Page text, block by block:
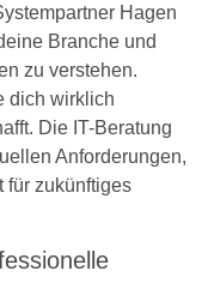
Hagen
Branche und
zu verstehen.
dich wirklich
Die IT-Beratung
Anforderungen,
für zukünftiges